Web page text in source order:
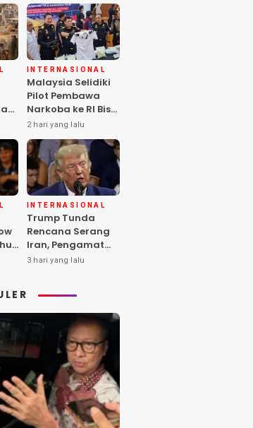
INTERNASIONAL
Malaysia Selidiki
Pilot Pembawa
Narkoba ke RI Bisa
Lolos Pemeriksaan
KLIA
2 hari yang lalu
INTERNASIONAL
Trump Tunda
Rencana Serang
Iran, Pengamat
Soroti Risiko
3 hari yang lalu